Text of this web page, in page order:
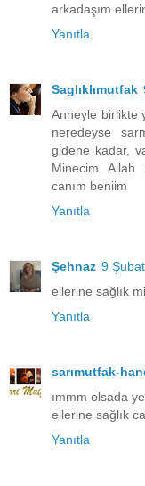
Yanıtla
Saglıklımutfak
Anneyle birlikte
neredeyse
gidene kadar,
Minecim Allah
canım beniim
Yanıtla
Şehnaz 9
ellerine sağlık
Yanıtla
sarımutfak-
ımmm olsada
ellerine sağlık
Yanıtla